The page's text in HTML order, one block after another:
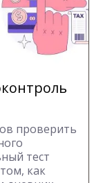
проверить
тест
как